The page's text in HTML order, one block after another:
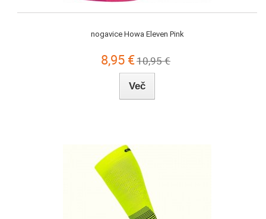
nogavice Howa Eleven Pink
8,95 €10,95 €
Več